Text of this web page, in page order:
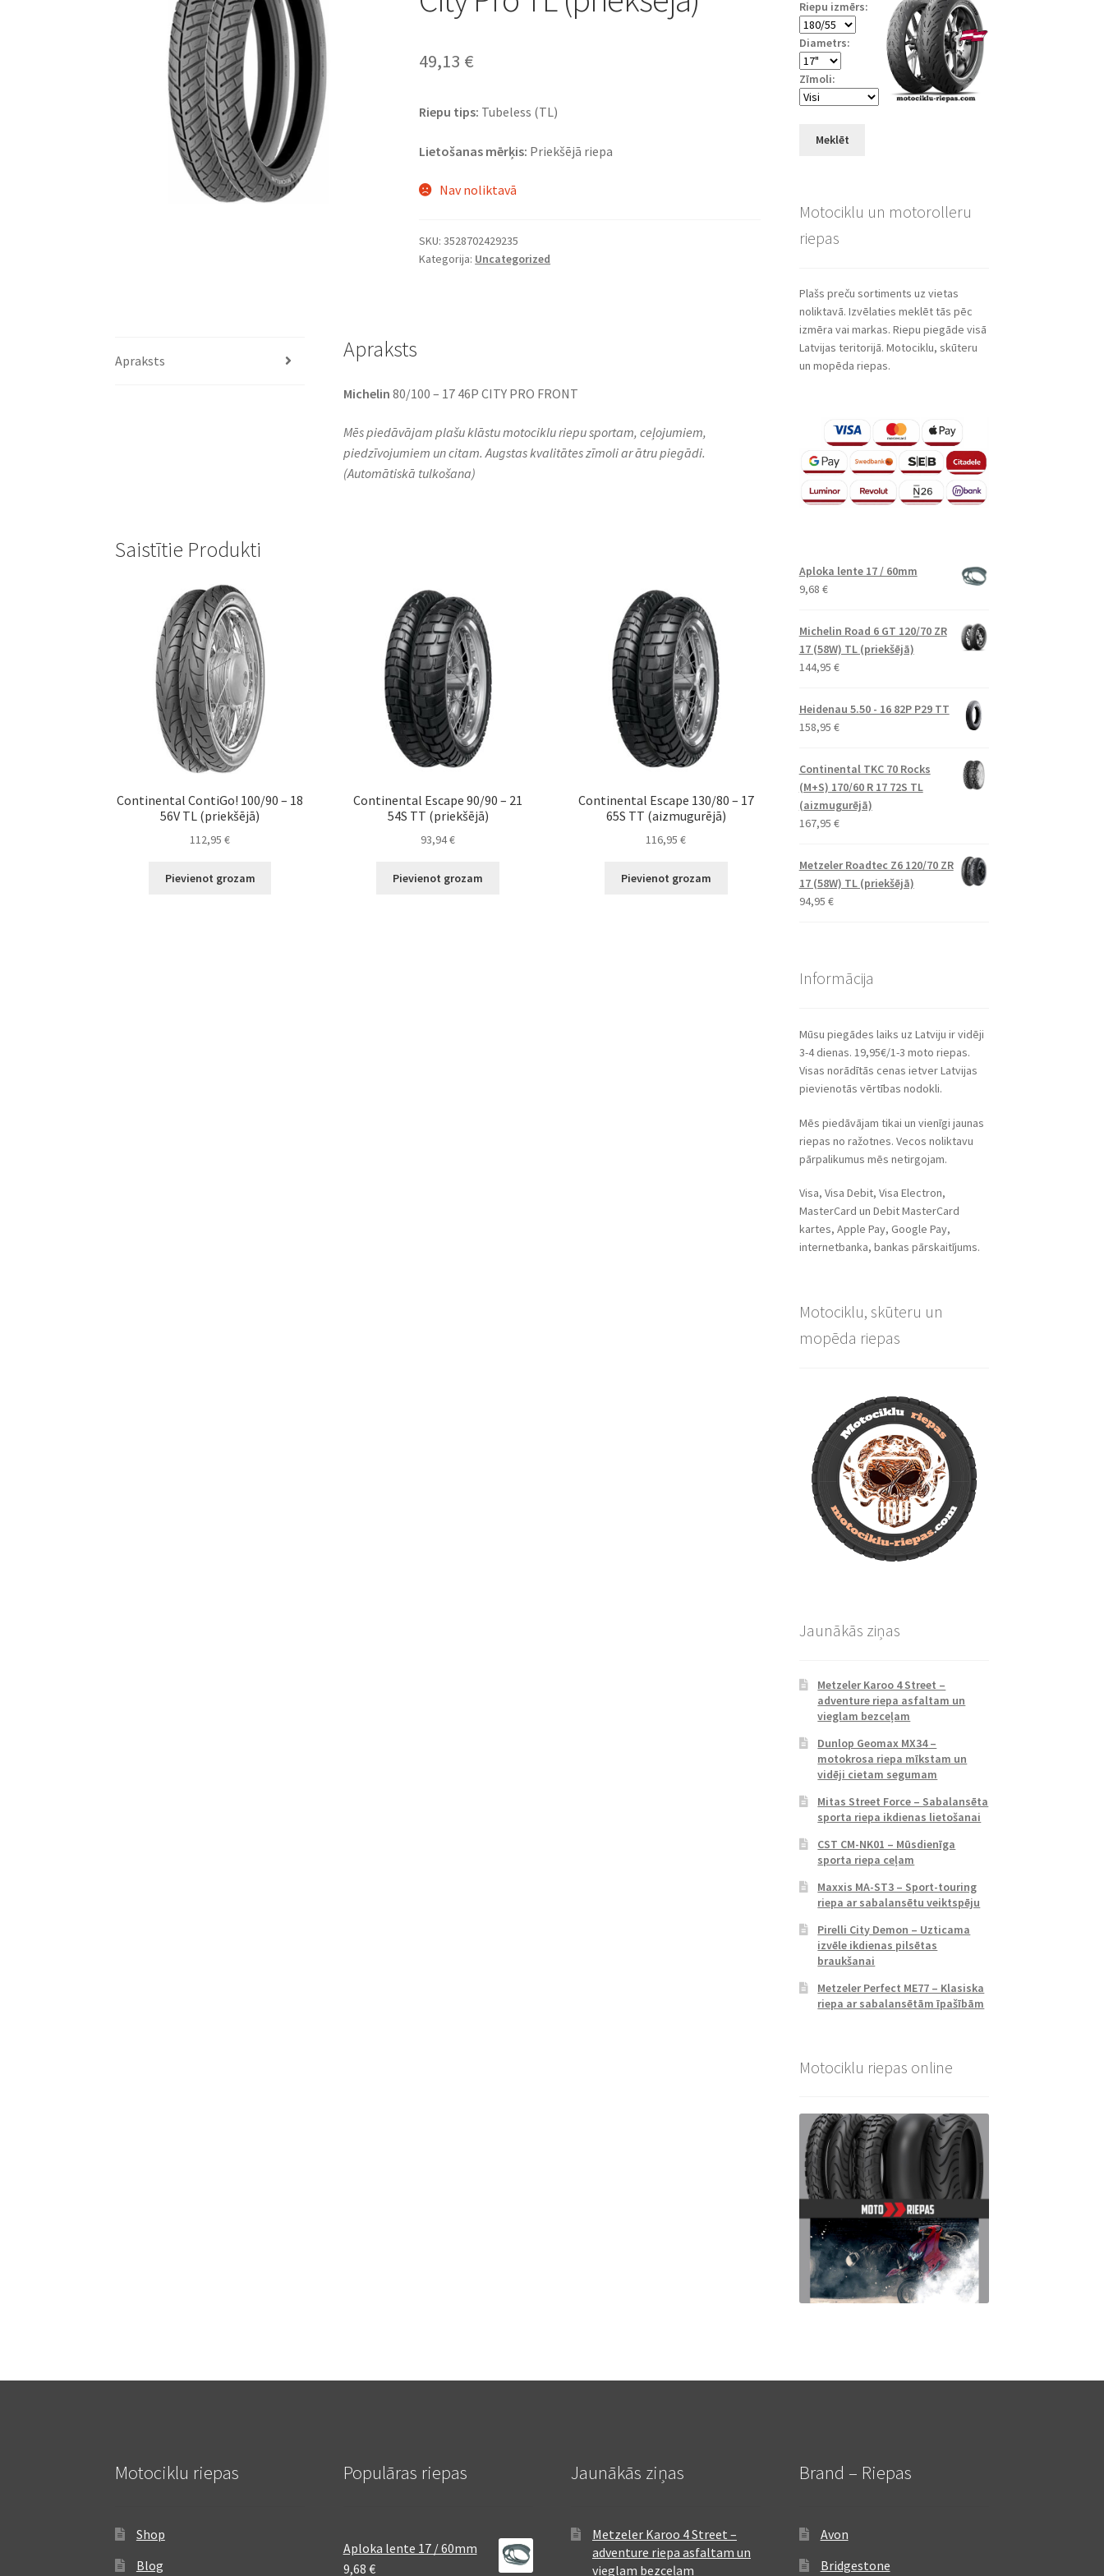
49,13 €
Riepu tips: Tubeless (TL)
Lietošanas mērķis: Priekšējā riepa
Nav noliktavā
SKU:3528702429235
Kategorija: Uncategorized
Apraksts Apraksts
Michelin 80/100 – 17 46P CITY PRO FRONT
Mēs piedāvājam plašu klāstu motociklu riepu sportam, ceļojumiem,
piedzīvojumiem un citam. Augstas kvalitātes zīmoli ar ātru piegādi.
(Automātiskā tulkošana)
Saistītie Produkti
Continental ContiGo! 100/90 – 18
56V TL (priekšējā)
112,95€
Pievienot grozam
Continental Escape 90/90 – 21
54S TT (priekšējā)
93,94€
Pievienot grozam
Continental Escape 130/80 – 17
65S TT (aizmugurējā)
116,95€
Pievienot grozam
Riepu izmērs:
Diametrs:
Zīmoli:
Meklēt
Motociklu un motorolleru
riepas
Plašs preču sortiments uz vietas
noliktavā. Izvēlaties meklēt tās pēc
izmēra vai markas. Riepu piegāde visā
Latvijas teritorijā. Motociklu, skūteru
un mopēda riepas.
Aploka lente 17 / 60mm
9,68 €
Michelin Road 6 GT 120/70 ZR
17 (58W) TL (priekšējā)
144,95 €
Heidenau 5.50 - 16 82P P29 TT
158,95 €
Continental TKC 70 Rocks
(M+S) 170/60 R 17 72S TL
(aizmugurējā)
167,95 €
Metzeler Roadtec Z6 120/70 ZR
17 (58W) TL (priekšējā)
94,95 €
Informācija
Mūsu piegādes laiks uz Latviju ir vidēji
3-4 dienas. 19,95€/1-3 moto riepas.
Visas norādītās cenas ietver Latvijas
pievienotās vērtības nodokli.
Mēs piedāvājam tikai un vienīgi jaunas
riepas no ražotnes. Vecos noliktavu
pārpalikumus mēs netirgojam.
Visa, Visa Debit, Visa Electron,
MasterCard un Debit MasterCard
kartes, Apple Pay, Google Pay,
internetbanka, bankas pārskaitījums.
Motociklu, skūteru un
mopēda riepas
Jaunākās ziņas
Metzeler Karoo 4 Street –
adventure riepa asfaltam un
vieglam bezceļam
Dunlop Geomax MX34 –
motokrosa riepa mīkstam un
vidēji cietam segumam
Mitas Street Force – Sabalansēta
sporta riepa ikdienas lietošanai
CST CM-NK01 – Mūsdienīga
sporta riepa ceļam
Maxxis MA-ST3 – Sport-touring
riepa ar sabalansētu veiktspēju
Pirelli City Demon – Uzticama
izvēle ikdienas pilsētas
braukšanai
Metzeler Perfect ME77 – Klasiska
riepa ar sabalansētām īpašībām
Motociklu riepas online
Motociklu riepas
Shop
Blog
Populāras riepas
Aploka lente 17 / 60mm
9,68 €
Jaunākās ziņas
Metzeler Karoo 4 Street –
adventure riepa asfaltam un
vieglam bezceļam
Brand – Riepas
Avon
Bridgestone